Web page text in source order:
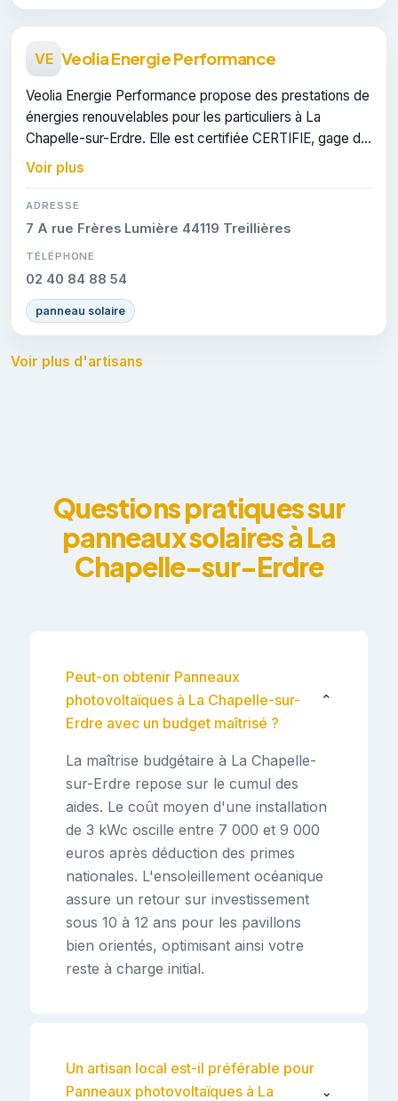
VE Veolia Energie Performance
Veolia Energie Performance propose des prestations de
énergies renouvelables pour les particuliers à La
Chapelle-sur-Erdre. Elle est certifiée CERTIFIE, gage de
conformité sur les interventions réalisées.
Voir plus
ADRESSE
7 A rue Frères Lumière 44119 Treillières
TÉLÉPHONE
02 40 84 88 54
panneau solaire
Voir plus d'artisans
Questions pratiques sur
panneaux solaires à La
Chapelle-sur-Erdre
Peut-on obtenir Panneaux
photovoltaïques à La Chapelle-sur-
Erdre avec un budget maîtrisé ?
⌄
La maîtrise budgétaire à La Chapelle-
sur-Erdre repose sur le cumul des
aides. Le coût moyen d'une installation
de 3 kWc oscille entre 7 000 et 9 000
euros après déduction des primes
nationales. L'ensoleillement océanique
assure un retour sur investissement
sous 10 à 12 ans pour les pavillons
bien orientés, optimisant ainsi votre
reste à charge initial.
Un artisan local est-il préférable pour
Panneaux photovoltaïques à La
⌄